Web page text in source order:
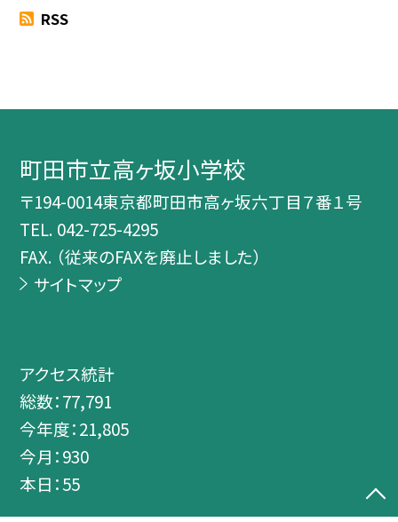
RSS
町田市立高ヶ坂小学校
〒194-0014東京都町田市高ヶ坂六丁目７番１号
TEL. 042-725-4295
FAX. （従来のFAXを廃止しました）
サイトマップ
アクセス統計
総数：77,791
今年度：21,805
今月：930
本日：55